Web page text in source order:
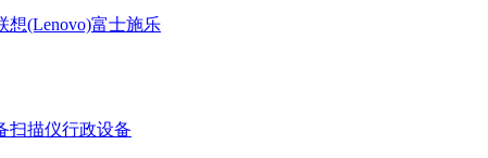
想(Lenovo)富士施乐
扫描仪行政设备